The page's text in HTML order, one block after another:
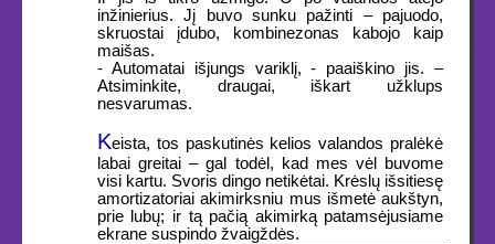
inžinierius. Jį buvo sunku pažinti – pajuodo,
skruostai įdubo, kombinezonas kabojo kaip
maišas.
- Automatai išjungs variklį, - paaiškino jis. –
Atsiminkite, draugai, iškart užklups
nesvarumas.
Keista, tos paskutinės kelios valandos pralėkė
labai greitai – gal todėl, kad mes vėl buvome
visi kartu. Svoris dingo netikėtai. Krėslų išsitiesę
amortizatoriai akimirksniu mus išmetė aukštyn,
prie lubų; ir tą pačią akimirką patamsėjusiame
ekrane suspindo žvaigždės.